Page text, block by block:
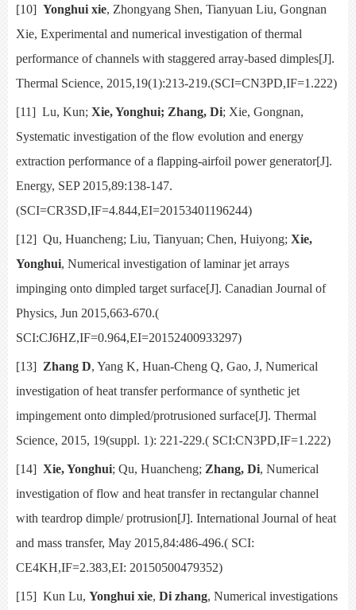
[10] Yonghui xie, Zhongyang Shen, Tianyuan Liu, Gongnan
Xie, Experimental and numerical investigation of thermal
performance of channels with staggered array-based dimples[J].
Thermal Science, 2015,19(1):213-219.(SCI=CN3PD,IF=1.222)
[11] Lu, Kun; Xie, Yonghui; Zhang, Di; Xie, Gongnan,
Systematic investigation of the flow evolution and energy
extraction performance of a flapping-airfoil power generator[J].
Energy, SEP 2015,89:138-147.
(SCI=CR3SD,IF=4.844,EI=20153401196244)
[12] Qu, Huancheng; Liu, Tianyuan; Chen, Huiyong; Xie,
Yonghui, Numerical investigation of laminar jet arrays
impinging onto dimpled target surface[J]. Canadian Journal of
Physics, Jun 2015,663-670.(
SCI:CJ6HZ,IF=0.964,EI=20152400933297)
[13] Zhang D, Yang K, Huan-Cheng Q, Gao, J, Numerical
investigation of heat transfer performance of synthetic jet
impingement onto dimpled/protrusioned surface[J]. Thermal
Science, 2015, 19(suppl. 1): 221-229.( SCI:CN3PD,IF=1.222)
[14] Xie, Yonghui; Qu, Huancheng; Zhang, Di, Numerical
investigation of flow and heat transfer in rectangular channel
with teardrop dimple/ protrusion[J]. International Journal of heat
and mass transfer, May 2015,84:486-496.( SCI:
CE4KH,IF=2.383,EI: 20150500479352)
[15] Kun Lu, Yonghui xie, Di zhang, Numerical investigations